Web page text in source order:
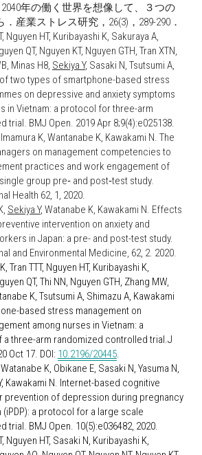
2040年の働く世界を想像して、３つの
産業ストレス研究，26(3)，289-290．
Nguyen HT, Kuribayashi K, Sakuraya A,
QT, Nguyen KT, Nguyen GTH, Tran XTN,
Minas H8, Sekiya Y, Sasaki N, Tsutsumi A,
two types of smartphone-based stress
on depressive and anxiety symptoms
in Vietnam: a protocol for three-arm
trial. BMJ Open. 2019 Apr 8;9(4):e025138.
K, Wantanabe K, Kawakami N. The
on management competencies to
practices and work engagement of
group pre‐ and post‐test study.
Health 62, 1, 2020.
Sekiya Y, Watanabe K, Kawakami N. Effects
intervention on anxiety and
in Japan: a pre- and post-test study.
and Environmental Medicine, 62, 2. 2020.
Tran TTT, Nguyen HT, Kuribayashi K,
QT, Thi NN, Nguyen GTH, Zhang MW,
K, Tsutsumi A, Shimazu A, Kawakami
based stress management on
among nurses in Vietnam: a
a three-arm randomized controlled trial.J
Oct 17. DOI: 10.2196/20445.
Kawakami N. Internet-based cognitive
prevention of depression during pregnancy
a protocol for a large scale
trial. BMJ Open. 10(5):e036482, 2020.
Nguyen HT, Sasaki N, Kuribayashi K,